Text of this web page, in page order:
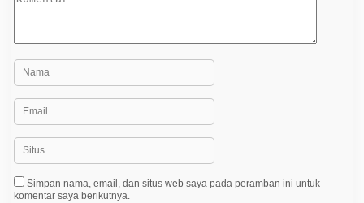
Simpan nama, email, dan situs web saya pada peramban ini untuk
komentar saya berikutnya.